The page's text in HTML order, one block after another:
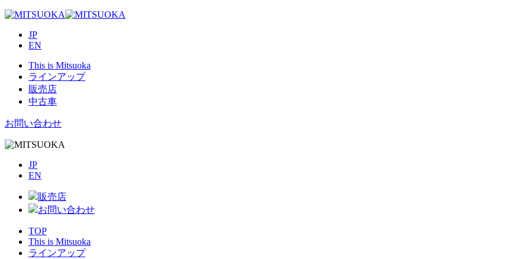
JP
EN
This is Mitsuoka
ラインアップ
販売店
中古車
お問い合わせ
JP
EN
販売店
お問い合わせ
TOP
This is Mitsuoka
ラインアップ